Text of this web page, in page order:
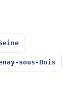
sous-Bois